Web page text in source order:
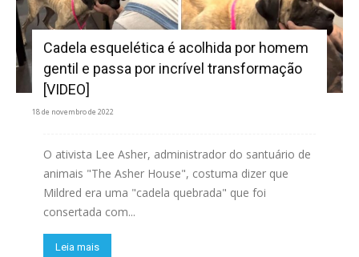
Cadela esquelética é acolhida por homem
gentil e passa por incrível transformação
[VIDEO]
18 de novembro de 2022
O ativista Lee Asher, administrador do santuário de
animais "The Asher House", costuma dizer que
Mildred era uma "cadela quebrada" que foi
consertada com...
Leia mais